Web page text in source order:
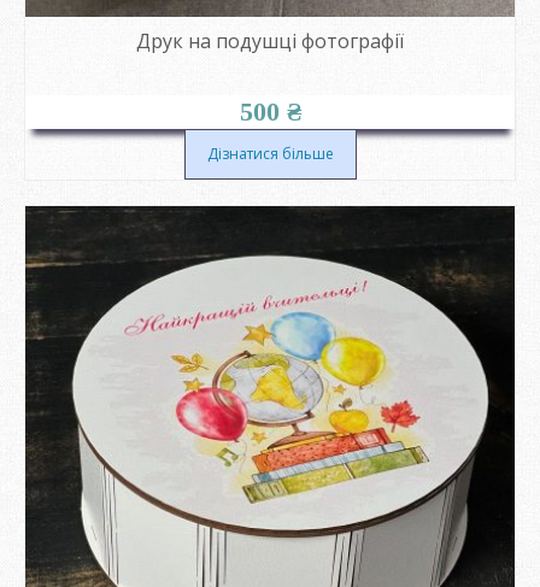
Друк на подушці фотографії
500 ₴
Дізнатися більше